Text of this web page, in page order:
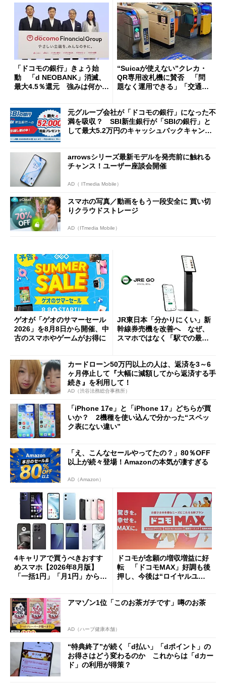
「ドコモの銀行」きょう始
動 「d NEOBANK」消滅、
最大4.5％還元 強みは何か解
“Suicaが使えない”クレカ・
QR専用改札機に賛否 「問
題なく運用できる」「交通系I
元グループ会社が「ドコモの銀行」になった不
満を吸収？ SBI新生銀行が「SBIの銀行」と
して最大5.2万円のキャッシュバックキャンペ
arrowsシリーズ最新モデルを発売前に触れる
チャンス！ユーザー座談会開催
AD（ ITmedia Mobile）
スマホの写真／動画をもう一段安全に 買い切
りクラウドストレージ
AD（ITmedia Mobile）
ゲオが「ゲオのサマーセール
2026」を8月8日から開催、中
古のスマホやゲームがお得に
JR東日本「分かりにくい」新
幹線券売機を改善へ なぜ、
スマホではなく「駅での最短
カードローン50万円以上の人は、返済を3～6
ヶ月停止して『大幅に減額してから返済する手
続き』を利用して！
AD（渋谷法務総合事務所）
「iPhone 17e」と「iPhone 17」どちらが買
いか？ 2機種を使い込んで分かった“スペッ
ク表にない違い”
「え、こんなセールやってたの？」80％OFF
以上が続々登場！Amazonの本気が凄すぎる
AD（Amazon）
4キャリアで買うべきおすす
めスマホ【2026年8月版】
「一括1円」「月1円」からお
ドコモが念願の増収増益に好
転 「ドコモMAX」好調も後
押し、今後は“ロイヤルユー
アマゾン1位「このお茶ガチです」噂のお茶
AD（ハーブ健康本舗）
“特典終了”が続く「d払い」「dポイント」の
お得さはどう変わるのか これからは「dカー
ド」の利用が得策？